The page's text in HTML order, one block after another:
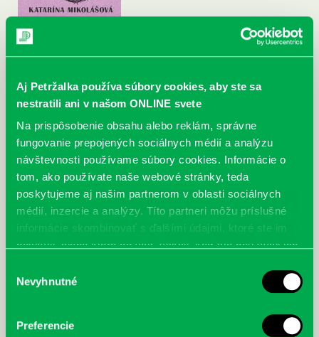
Aj Petržalka používa súbory cookies, aby ste sa
nestratili ani v našom ONLINE svete
Na prispôsobenie obsahu alebo reklám, správne
fungovanie prepojených sociálnych médií a analýzu
návštevnosti používame súbory cookies. Informácie o
tom, ako používate naše webové stránky, teda
poskytujeme aj našim partnerom v oblasti sociálnych
médií, inzercie a analýzy. Títo partneri môžu príslušné
informácie skombinovať s ďalšími údajmi, ktoré ste im
poskytli, alebo ktoré od vás získali, keď ste používali ich
súhlasu
Nevyhnutné
Preferencie
cyklistu modernej doby: